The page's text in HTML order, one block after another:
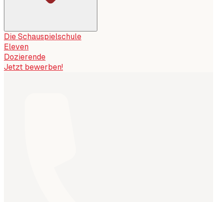
Die Schauspielschule
Eleven
Dozierende
Jetzt bewerben!